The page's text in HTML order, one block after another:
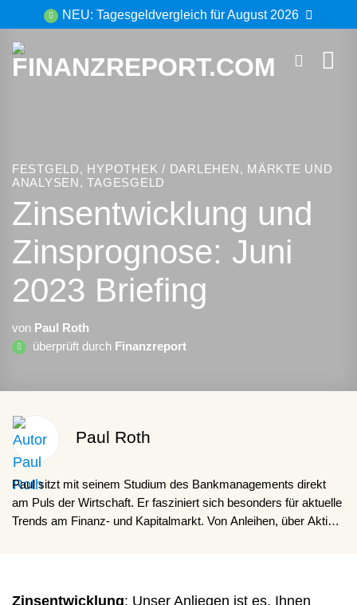
Inhalt
springen
NEU: Tagesgeldvergleich für August 2026
FESTGELD, HYPOTHEK / DARLEHEN, MÄRKTE UND
ANALYSEN,TAGESGELD
Zinsentwicklung und
Zinsprognose: Juni
2023 Briefing
von Paul Roth
überprüft durch Finanzreport
Paul Roth
Paul sitzt mit seinem Studium des Bankmanagements direkt
am Puls der Wirtschaft. Er fasziniert sich besonders für aktuelle
Trends am Finanz- und Kapitalmarkt. Von Anleihen, über Aktien,
Zinsentwicklung: Unser Anliegen ist es, Ihnen